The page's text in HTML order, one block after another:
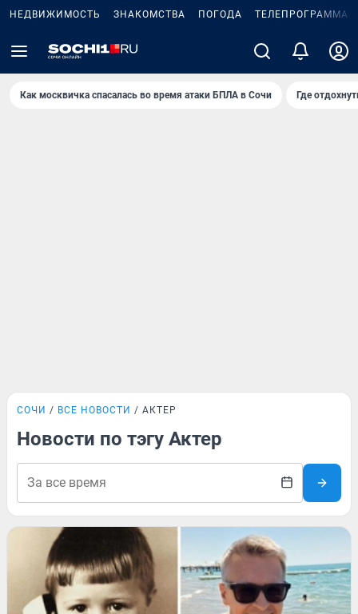
НЕДВИЖИМОСТЬ ЗНАКОМСТВА ПОГОДА ТЕЛЕПРОГРАММА
Как москвичка спасалась во время атаки БПЛА в Сочи Где
СОЧИ ВСЕ НОВОСТИ АКТЕР
Новости по тэгу Актер